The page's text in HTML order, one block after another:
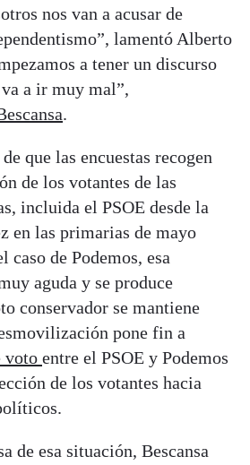
nos van a acusar de
lamentó Alberto
a tener un discurso
a ir muy mal”,
.
que las encuestas recogen
de los votantes de las
incluida el PSOE desde la
en las primarias de mayo
caso de Podemos, esa
aguda y se produce
conservador se mantiene
pone fin a
voto entre el PSOE y Podemos
de los votantes hacia
de esa situación, Bescansa